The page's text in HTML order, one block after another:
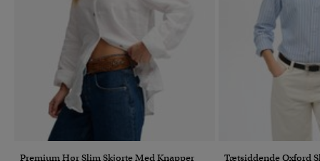
Premium Hør Slim Skjorte Med Knapper
Tætsiddende Oxford